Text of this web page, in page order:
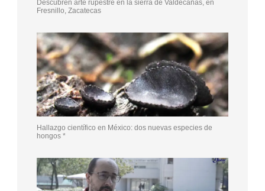
Descubren arte rupestre en la sierra de Valdecañas, en
Fresnillo, Zacatecas
Hallazgo científico en México: dos nuevas especies de
hongos *